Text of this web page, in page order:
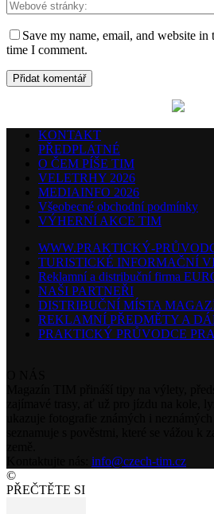
Save my name, email, and website
time I comment.
KONTAKT
PŘEDPLATNÉ
O ČEM PÍŠE TIM
VELETRHY 2026
MEDIAINFO 2026
Všeobecné obchodní podmínky
VÝHERNÍ AKCE TIM
WWW.PRAKTICKÝ-
TURISTICKÉ INFORMAČNÍ
Reklamní a distribuční firma
NAŠI PARTNEŘI
DISTRIBUČNÍ MÍSTA
REKLAMNÍ PŘEDMĚTY A
PRAKTICKÝ PRŮVODCE
info@czech-tim.cz
©
PŘEČTĚTE SI